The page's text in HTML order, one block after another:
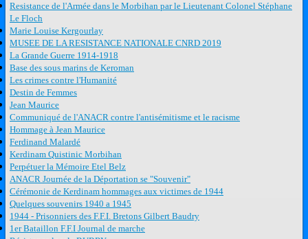
Resistance de l'Armée dans le Morbihan par le Lieutenant Colonel Stéphane
Le Floch
Marie Louise Kergourlay
MUSEE DE LA RESISTANCE NATIONALE CNRD 2019
La Grande Guerre 1914-1918
Base des sous marins de Keroman
Les crimes contre l'Humanité
Destin de Femmes
Jean Maurice
Communiqué de l'ANACR contre l'antisémitisme et le racisme
Hommage à Jean Maurice
Ferdinand Malardé
Kerdinam Quistinic Morbihan
Perpétuer la Mémoire Etel Belz
ANACR Journée de la Déportation se "Souvenir"
Cérémonie de Kerdinam hommages aux victimes de 1944
Quelques souvenirs 1940 a 1945
1944 - Prisonniers des F.F.I. Bretons Gilbert Baudry
1er Bataillon F.F.I Journal de marche